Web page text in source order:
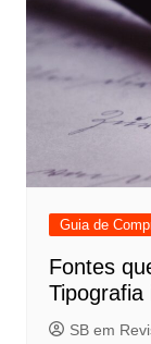
Guia de
Fontes
Tipografia
SB em